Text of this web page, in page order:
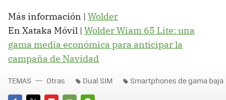
Más información | Wolder
En Xataka Móvil | Wolder Wiam 65 Lite: una
gama media económica para anticipar la
campaña de Navidad
TEMAS Otras Dual SIM Smartphones de gama baja